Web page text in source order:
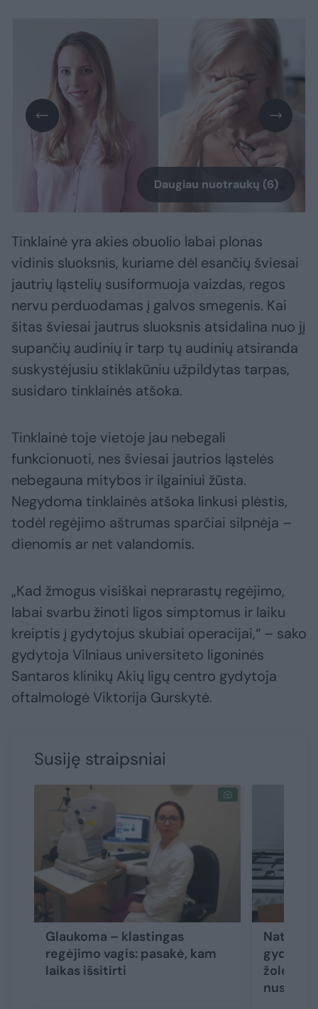
Daugiau nuotraukų (6)
Tinklainė yra akies obuolio labai plonas
vidinis sluoksnis, kuriame dėl esančių šviesai
jautrių ląstelių susiformuoja vaizdas, regos
nervu perduodamas į galvos smegenis. Kai
šitas šviesai jautrus sluoksnis atsidalina nuo jį
supančių audinių ir tarp tų audinių atsiranda
suskystėjusiu stiklakūniu užpildytas tarpas,
susidaro tinklainės atšoka.
Tinklainė toje vietoje jau nebegali
funkcionuoti, nes šviesai jautrios ląstelės
nebegauna mitybos ir ilgainiui žūsta.
Negydoma tinklainės atšoka linkusi plėstis,
todėl regėjimo aštrumas sparčiai silpnėja –
dienomis ar net valandomis.
„Kad žmogus visiškai neprarastų regėjimo,
labai svarbu žinoti ligos simptomus ir laiku
kreiptis į gydytojus skubiai operacijai,“ – sako
gydytoja Vilniaus universiteto ligoninės
Santaros klinikų Akių ligų centro gydytoja
oftalmologė Viktorija Gurskytė.
Susiję straipsniai
Glaukoma – klastingas
regėjimo vagis: pasakė, kam
laikas išsitirti
žolelę –